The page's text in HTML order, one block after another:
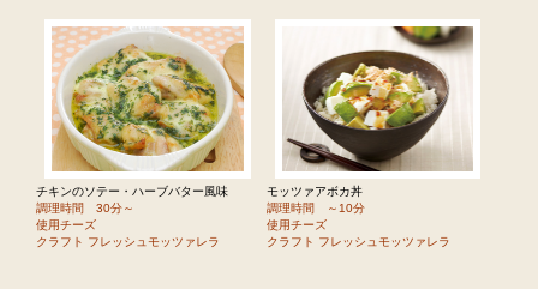
チキンのソテー・ハーブバター風味
調理時間 30分～
使用チーズ
クラフト フレッシュモッツァレラ
モッツァアボカ丼
調理時間 ～10分
使用チーズ
クラフト フレッシュモッツァレラ